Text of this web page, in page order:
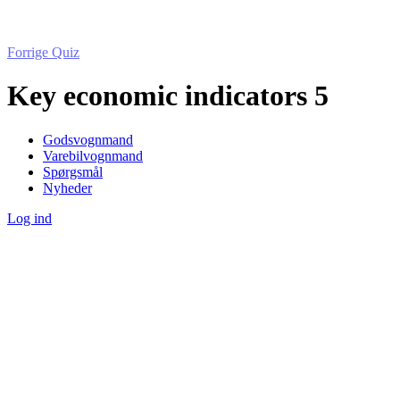
Forrige Quiz
Key economic indicators 5
Godsvognmand
Varebilvognmand
Spørgsmål
Nyheder
Log ind